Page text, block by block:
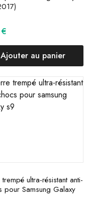
€
Ajouter au panier
ultra-résistant anti-
pour Samsung Galaxy